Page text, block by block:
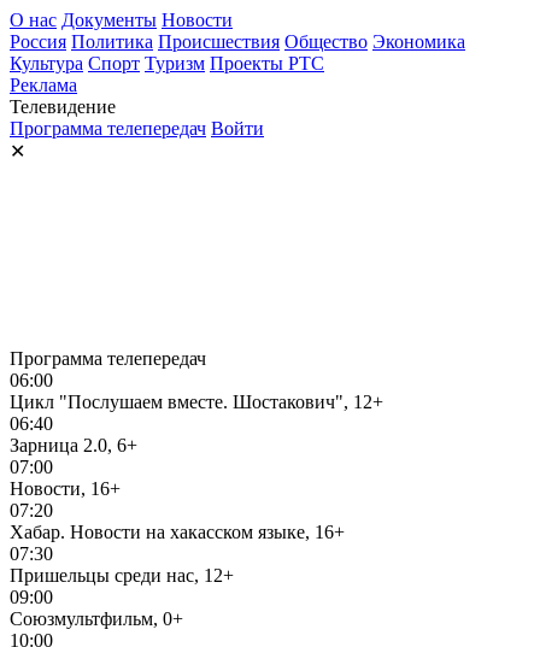
О нас Документы Новости
Россия Политика Происшествия Общество Экономика
Культура Спорт Туризм Проекты РТС
Реклама
Телевидение
Программа телепередач Войти
✕
Программа телепередач
06:00
Цикл "Послушаем вместе. Шостакович", 12+
06:40
Зарница 2.0, 6+
07:00
Новости, 16+
07:20
Хабар. Новости на хакасском языке, 16+
07:30
Пришельцы среди нас, 12+
09:00
Союзмультфильм, 0+
10:00